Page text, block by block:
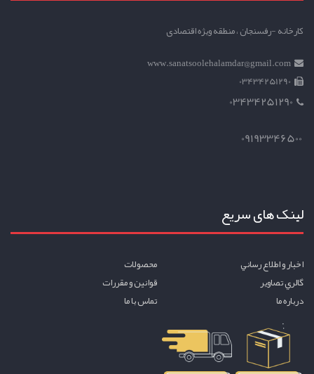
کارخانه -رفسنجان ، منطقه ویژه اقتصادی
www.sanatsoolehalamdar@gmail.com
03434251290
03434251290
09193346500
لینک های سریع
اخبار و اطلاع رساني
محصولات
گالري تصاوير
قوانين و مقررات
درباره ما
تماس با ما